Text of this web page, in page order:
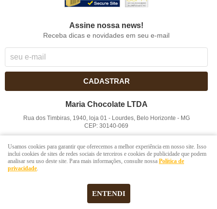
Assine nossa news!
Receba dicas e novidades em seu e-mail
CADASTRAR
Maria Chocolate LTDA
Rua dos Timbiras, 1940, loja 01 - Lourdes, Belo Horizonte - MG
CEP: 30140-069
LOJA VIRTUAL CRIADA POR
Usamos cookies para garantir que oferecemos a melhor experiência em nosso site. Isso
inclui cookies de sites de redes sociais de terceiros e cookies de publicidade que podem
analisar seu uso deste site. Para mais informações, consulte nossa Política de
privacidade.
ENTENDI